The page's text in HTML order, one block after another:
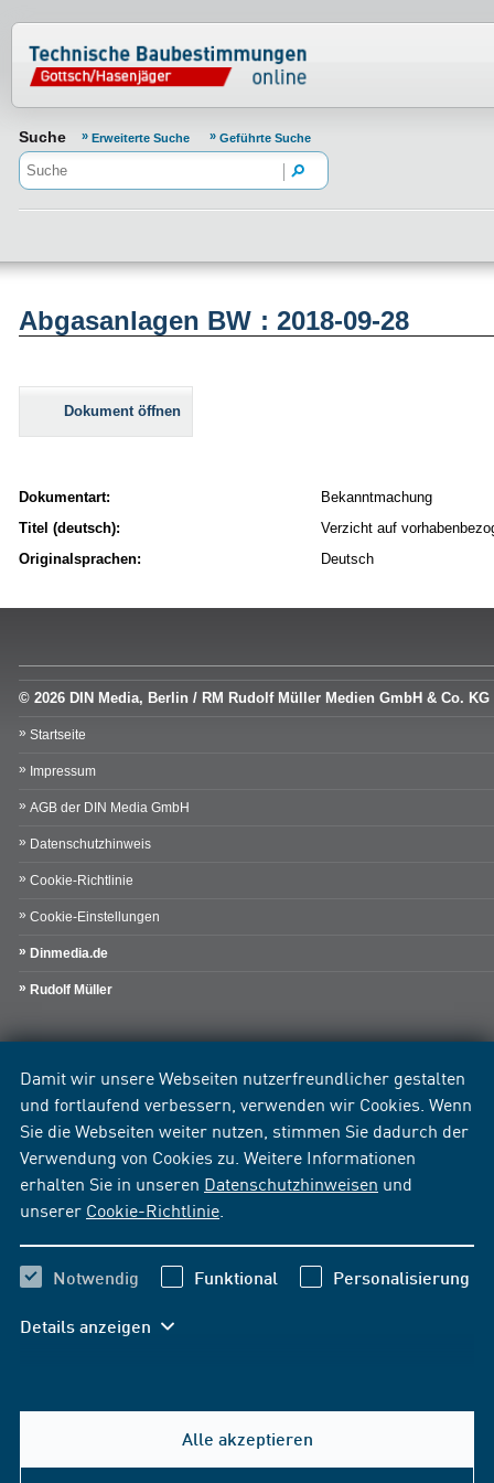
Damit wir unsere Webseiten nutzerfreundlicher gestalten
und fortlaufend verbessern, verwenden wir Cookies. Wenn
Sie die Webseiten weiter nutzen, stimmen Sie dadurch der
Verwendung von Cookies zu. Weitere Informationen
erhalten Sie in unseren Datenschutzhinweisen und
unserer Cookie-Richtlinie
Notwendig Funktional Personalisierung
Details anzeigen
Alle akzeptieren
Normenportal Barrierefreiheit
Suche Erweiterte Suche Geführte Suche
Abgasanlagen BW : 2018-09-28
Dokument öffnen
Dokumentart:
Bekanntmachung
Titel (deutsch):
Verzicht auf
Originalsprachen:
Deutsch
© 2026 DIN Media, Berlin / RM Rudolf Müller Medien GmbH & Co. KG
Startseite
Impressum
AGB der DIN Media GmbH
Datenschutzhinweis
Cookie-Richtlinie
Cookie-Einstellungen
Dinmedia.de
Rudolf Müller
Hilfe & Kontakt